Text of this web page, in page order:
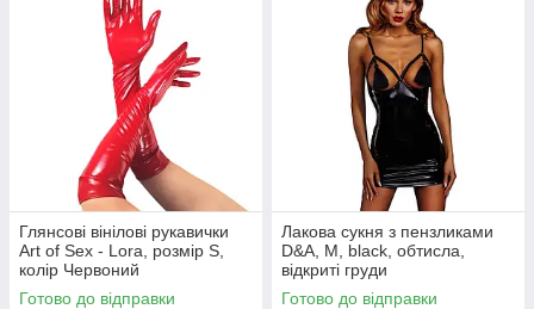
Глянсові вінілові рукавички
Art of Sex - Lora, розмір S,
колір Червоний
Готово до відправки
Лакова сукня з пензликами
D&A, M, black, обтисла,
відкриті груди
Готово до відправки